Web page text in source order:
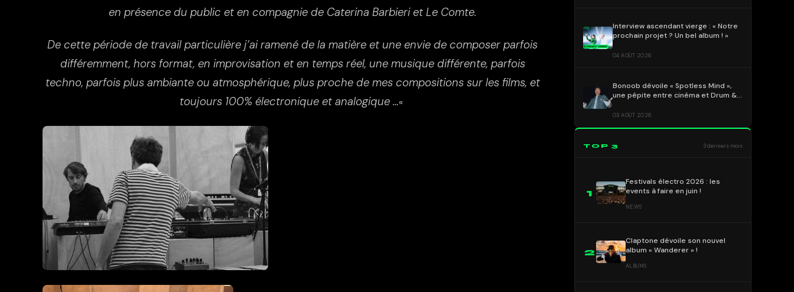
en présence du public et en compagnie de Caterina Barbieri et Le Comte.
De cette période de travail particulière j’ai ramené de la matière et une envie de composer parfois
différemment, hors format, en improvisation et en temps réel, une musique différente, parfois
techno, parfois plus ambiante ou atmosphérique, plus proche de mes compositions sur les films, et
toujours 100% électronique et analogique …«
Interview ascendant vierge : « Notre
prochain projet ? Un bel album ! »
04 AOÛT 2026
Bonoob dévoile « Spotless Mind »,
une pépite entre cinéma et Drum &
03 AOÛT 2026
TOP 3 3 derniers mois
1
Festivals électro 2026 : les
events à faire en juin !
NEWS
2
Claptone dévoile son nouvel
album « Wanderer » !
ALBUMS